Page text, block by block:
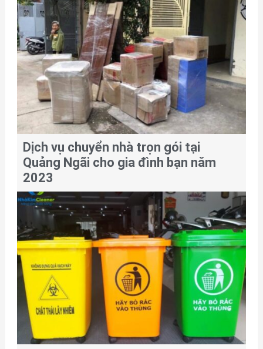
Dịch vụ chuyển nhà trọn gói tại
Quảng Ngãi cho gia đình bạn năm
2023